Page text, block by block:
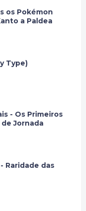
os Pokémon
a Paldea
Type)
- Os Primeiros
Jornada
Raridade das